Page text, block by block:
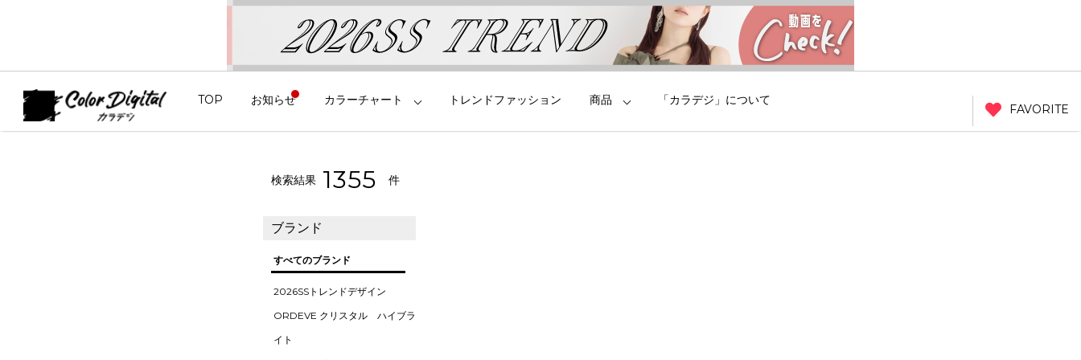
TOP お知らせ カラーチャート トレンドファッション 商品 「カラデジ」について
FAVORITE
検索結果 1370 件
ブランド
すべてのブランド
2026SSトレンドデザイン
ORDEVE クリスタル ハイブラ
イト